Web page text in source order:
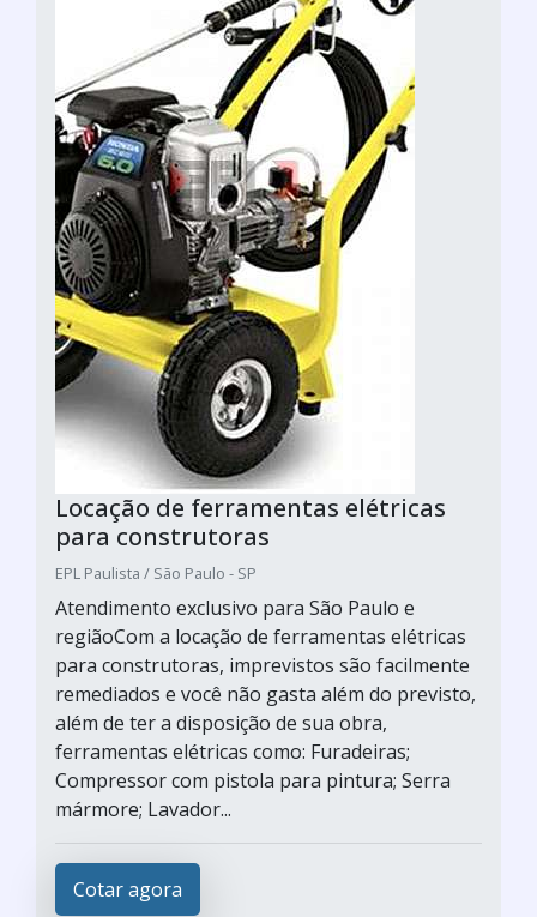
Locação de ferramentas elétricas
para construtoras
EPL Paulista / São Paulo - SP
Atendimento exclusivo para São Paulo e
regiãoCom a locação de ferramentas elétricas
para construtoras, imprevistos são facilmente
remediados e você não gasta além do previsto,
além de ter a disposição de sua obra,
ferramentas elétricas como: Furadeiras;
Compressor com pistola para pintura; Serra
mármore; Lavador...
Cotar agora